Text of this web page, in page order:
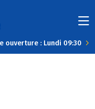
ouverture : Lundi 09:30